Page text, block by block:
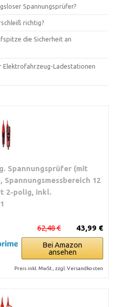
Spannungsprüfer?
richtig?
die Sicherheit an
Elektrofahrzeug-Ladestationen
Spannungsprüfer (mit
12
2-polig, inkl.
43,99 €
62,48 €
Bei Amazon
ansehen
Preis inkl. MwSt., zzgl. Versandkosten